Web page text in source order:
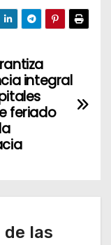
integral
feriado
de las